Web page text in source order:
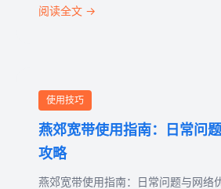
阅读全文 →
使用技巧
燕郊宽带使用指南：日常问
攻略
燕郊宽带使用指南：日常问题与网络